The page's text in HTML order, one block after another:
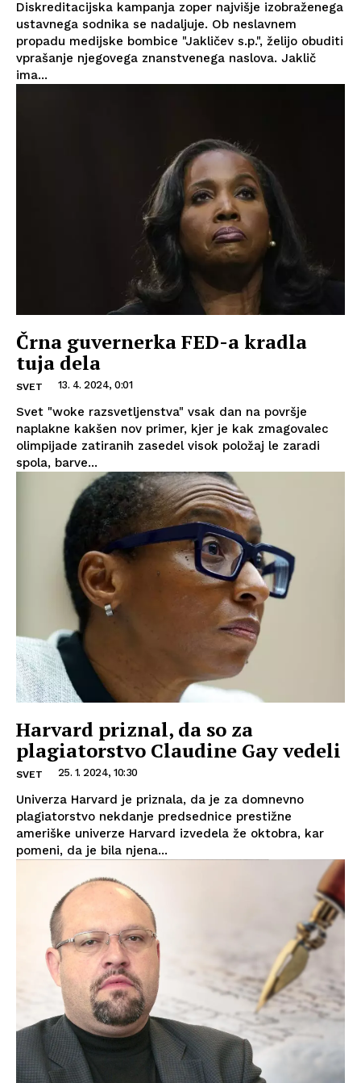
Diskreditacijska kampanja zoper najvišje izobraženega
ustavnega sodnika se nadaljuje. Ob neslavnem
propadu medijske bombice "Jakličev s.p.", želijo obuditi
vprašanje njegovega znanstvenega naslova. Jaklič
ima...
Črna guvernerka FED-a kradla
tuja dela
SVET 13. 4. 2024, 0:01
Svet "woke razsvetljenstva" vsak dan na površje
naplakne kakšen nov primer, kjer je kak zmagovalec
olimpijade zatiranih zasedel visok položaj le zaradi
spola, barve...
Harvard priznal, da so za
plagiatorstvo Claudine Gay vedeli
SVET 25. 1. 2024, 10:30
Univerza Harvard je priznala, da je za domnevno
plagiatorstvo nekdanje predsednice prestižne
ameriške univerze Harvard izvedela že oktobra, kar
pomeni, da je bila njena...